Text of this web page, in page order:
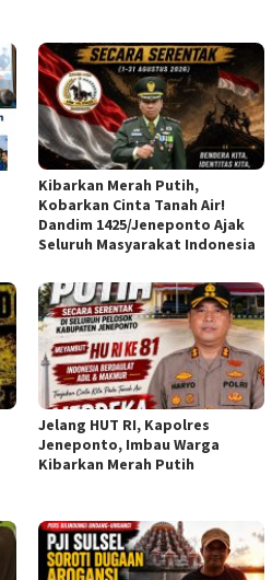
Kibarkan Merah Putih,
Kobarkan Cinta Tanah Air!
Dandim 1425/Jeneponto Ajak
Seluruh Masyarakat Indonesia
Jelang HUT RI, Kapolres
Jeneponto, Imbau Warga
Kibarkan Merah Putih